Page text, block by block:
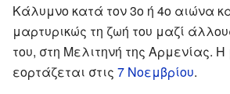
Κάλυμνο κατά τον 3ο ή 4ο αιώνα
μαρτυρικώς τη ζωή του μαζί
του, στη Μελιτηνή της Αρμενίας. Η
εορτάζεται στις 7 Νοεμβρίου.